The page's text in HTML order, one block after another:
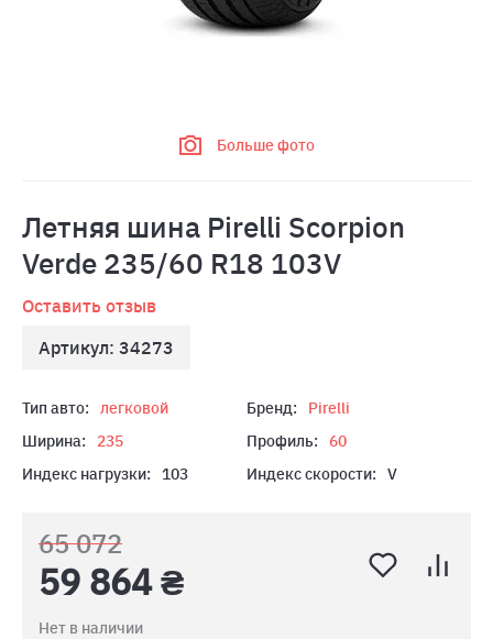
Больше фото
Летняя шина Pirelli Scorpion
Verde 235/60 R18 103V
Оставить отзыв
Артикул: 34273
Тип авто: легковой Бренд:
Pirelli
Ширина:
235 Профиль:
60
Индекс нагрузки:
103 Индекс скорости: V
65 072
59 864 ₴
Нет в наличии